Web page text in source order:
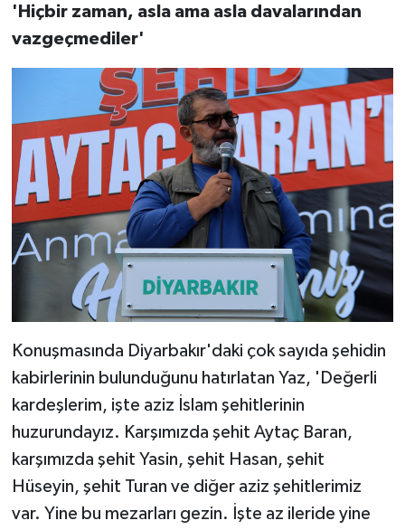
'Hiçbir zaman, asla ama asla davalarından
vazgeçmediler'
Konuşmasında Diyarbakır'daki çok sayıda şehidin
kabirlerinin bulunduğunu hatırlatan Yaz, 'Değerli
kardeşlerim, işte aziz İslam şehitlerinin
huzurundayız. Karşımızda şehit Aytaç Baran,
karşımızda şehit Yasin, şehit Hasan, şehit
Hüseyin, şehit Turan ve diğer aziz şehitlerimiz
var. Yine bu mezarları gezin. İşte az ileride yine